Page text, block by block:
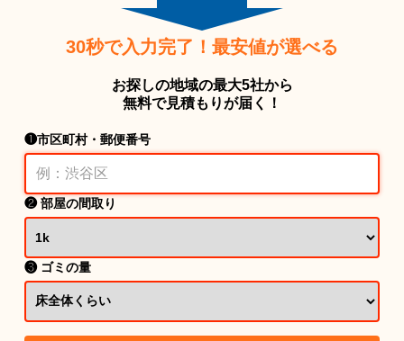
30秒で入力完了！最安値が選べる
お探しの地域の最大5社から
無料で見積もりが届く！
❶市区町村・郵便番号
❷ 部屋の間取り
❸ ゴミの量